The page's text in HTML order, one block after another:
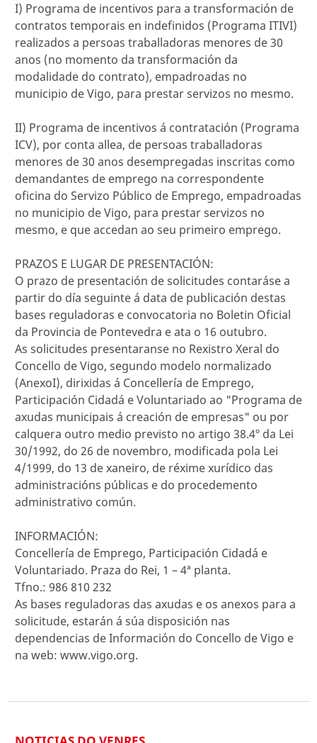
I) Programa de incentivos para a transformación de
contratos temporais en indefinidos (Programa ITIVI)
realizados a persoas traballadoras menores de 30
anos (no momento da transformación da
modalidade do contrato), empadroadas no
municipio de Vigo, para prestar servizos no mesmo.
II) Programa de incentivos á contratación (Programa
ICV), por conta allea, de persoas traballadoras
menores de 30 anos desempregadas inscritas como
demandantes de emprego na correspondente
oficina do Servizo Público de Emprego, empadroadas
no municipio de Vigo, para prestar servizos no
mesmo, e que accedan ao seu primeiro emprego.
PRAZOS E LUGAR DE PRESENTACIÓN:
O prazo de presentación de solicitudes contaráse a
partir do día seguinte á data de publicación destas
bases reguladoras e convocatoria no Boletin Oficial
da Provincia de Pontevedra e ata o 16 outubro.
As solicitudes presentaranse no Rexistro Xeral do
Concello de Vigo, segundo modelo normalizado
(AnexoI), dirixidas á Concellería de Emprego,
Participación Cidadá e Voluntariado ao "Programa de
axudas municipais á creación de empresas" ou por
calquera outro medio previsto no artigo 38.4º da Lei
30/1992, do 26 de novembro, modificada pola Lei
4/1999, do 13 de xaneiro, de réxime xurídico das
administracións públicas e do procedemento
administrativo común.
INFORMACIÓN:
Concellería de Emprego, Participación Cidadá e
Voluntariado. Praza do Rei, 1 – 4ª planta.
Tfno.: 986 810 232
As bases reguladoras das axudas e os anexos para a
solicitude, estarán á súa disposición nas
dependencias de Información do Concello de Vigo e
na web: www.vigo.org.